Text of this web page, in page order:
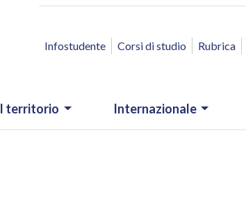
ACCESSO RAPIDO
Infostudente Corsi di studio Rubrica
territorio Internazionale